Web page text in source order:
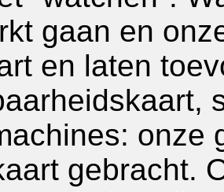
gaan en
en laten
onze
gebracht.